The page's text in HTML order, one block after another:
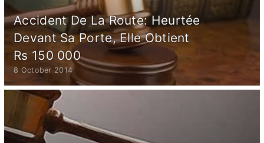
Accident De La Route: Heurtée
Devant Sa Porte, Elle Obtient
Rs 150 000
8 October 2014